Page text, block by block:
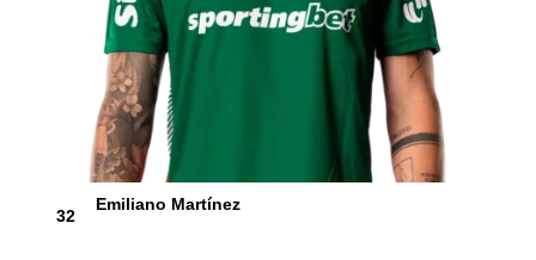
32
Emiliano Martínez